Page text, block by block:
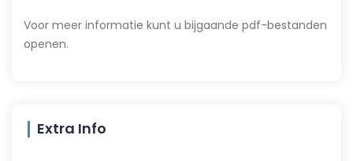
Voor meer informatie kunt u bijgaande pdf-bestanden
openen.
Extra Info